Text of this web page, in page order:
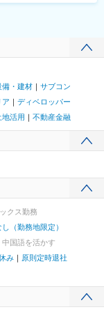
備・建材
サブコン
ア
ディベロッパー
地活用 不動産金融
クス勤務
（勤務地限定）
中国語を活かす
み
原則定時退社